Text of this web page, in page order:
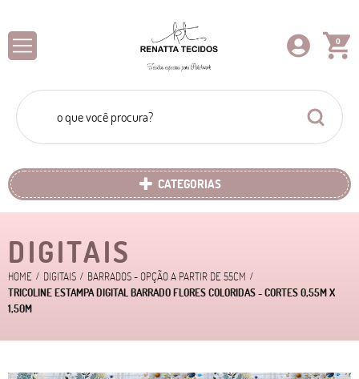
0
CATEGORIAS
DIGITAIS
HOME DIGITAIS
BARRADOS - OPÇÃO A PARTIR DE 55CM
TRICOLINE ESTAMPA DIGITAL BARRADO FLORES COLORIDAS - CORTES 0,55M X
1,50M